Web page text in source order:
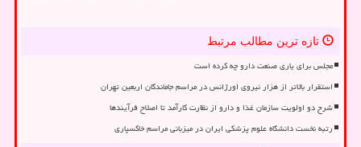
تازه ترین مطالب مرتبط
مجلس برای یاری صنعت دارو چه کرده است
استقرار بالاتر از هزار نیروی اورژانس در مراسم جاماندگان اربعین تهران
شرح دو اولویت سازمان غذا و دارو از نظارت کارآمد تا اصلاح فرآیندها
رتبه نخست دانشگاه علوم پزشکی ایران در میزبانی مراسم خاکسپاری